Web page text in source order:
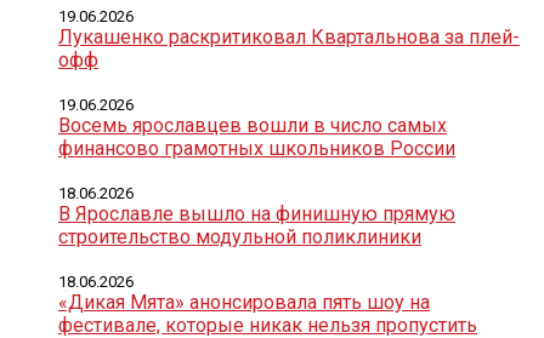
Лукашенко раскритиковал Квартальнова за плей-
офф
19.06.2026
Восемь ярославцев вошли в число самых
финансово грамотных школьников России
19.06.2026
В Ярославле вышло на финишную прямую
строительство модульной поликлиники
18.06.2026
«Дикая Мята» анонсировала пять шоу на
фестивале, которые никак нельзя пропустить
18.06.2026